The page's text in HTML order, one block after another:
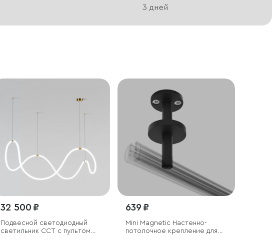
3 дней
32 500 ₽
Подвесной светодиодный
светильник ССТ с пультом
639 ₽
Mini Magnetic Настенно-
потолочное крепление для